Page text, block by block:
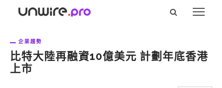
企業趨勢
比特大陸再融資10億美元 計劃年底香港
上市